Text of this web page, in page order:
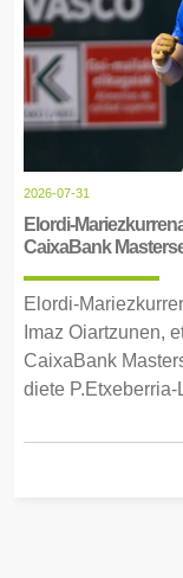
2026-07-31
Elordi-
CaixaBank
Elordi-
Imaz Oiartzunen,
CaixaBank
diete P.Etxeberria-